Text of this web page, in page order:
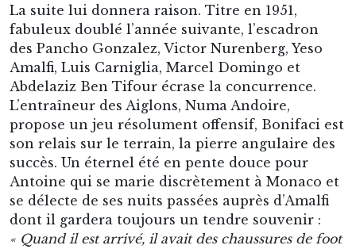
La suite lui donnera raison. Titre en 1951,
fabuleux doublé l’année suivante, l’escadron
des Pancho Gonzalez, Victor Nurenberg, Yeso
Amalfi, Luis Carniglia, Marcel Domingo et
Abdelaziz Ben Tifour écrase la concurrence.
L’entraîneur des Aiglons, Numa Andoire,
propose un jeu résolument offensif, Bonifaci est
son relais sur le terrain, la pierre angulaire des
succès. Un éternel été en pente douce pour
Antoine qui se marie discrètement à Monaco et
se délecte de ses nuits passées auprès d’Amalfi
dont il gardera toujours un tendre souvenir :
« Quand il est arrivé, il avait des chaussures de foot